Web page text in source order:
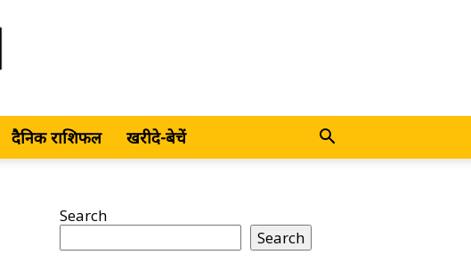
दैनिक राशिफल खरीदे-बेचें
Search
Search